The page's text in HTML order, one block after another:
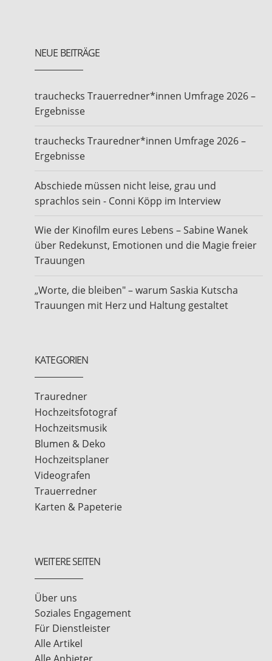
NEUE BEITRÄGE
trauchecks Trauerredner*innen Umfrage 2026 –
Ergebnisse
trauchecks Trauredner*innen Umfrage 2026 –
Ergebnisse
Abschiede müssen nicht leise, grau und
sprachlos sein - Conni Köpp im Interview
Wie der Kinofilm eures Lebens – Sabine Wanek
über Redekunst, Emotionen und die Magie freier
Trauungen
„Worte, die bleiben" – warum Saskia Kutscha
Trauungen mit Herz und Haltung gestaltet
KATEGORIEN
Trauredner
Hochzeitsfotograf
Hochzeitsmusik
Blumen & Deko
Hochzeitsplaner
Videografen
Trauerredner
Karten & Papeterie
WEITERE SEITEN
Über uns
Soziales Engagement
Für Dienstleister
Alle Artikel